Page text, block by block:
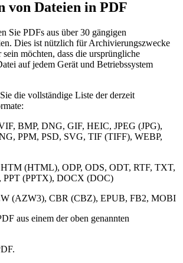
von Dateien in PDF
Sie PDFs aus über 30 gängigen
Dies ist nützlich für Archivierungszwecke
möchten, dass die ursprüngliche
auf jedem Gerät und Betriebssystem
die vollständige Liste der derzeit
BMP, DNG, GIF, HEIC, JPEG (JPG),
PPM, PSD, SVG, TIF (TIFF), WEBP,
(HTML), ODP, ODS, ODT, RTF, TXT,
(PPTX), DOCX (DOC)
(AZW3), CBR (CBZ), EPUB, FB2, MOBI
aus einem der oben genannten